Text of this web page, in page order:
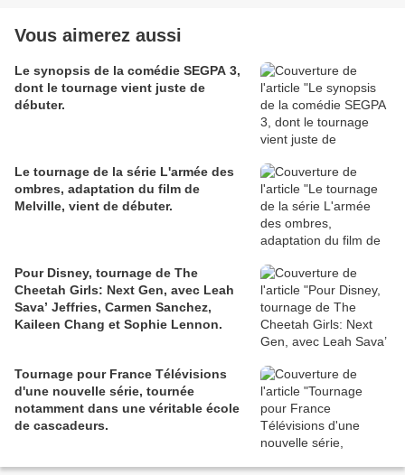
Vous aimerez aussi
Le synopsis de la comédie SEGPA 3,
dont le tournage vient juste de
débuter.
Le tournage de la série L'armée des
ombres, adaptation du film de
Melville, vient de débuter.
Pour Disney, tournage de The
Cheetah Girls: Next Gen, avec Leah
Sava’ Jeffries, Carmen Sanchez,
Kaileen Chang et Sophie Lennon.
Tournage pour France Télévisions
d'une nouvelle série, tournée
notamment dans une véritable école
de cascadeurs.